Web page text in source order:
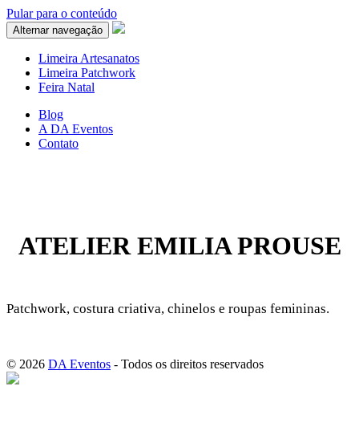
Pular para o conteúdo
Alternar navegação
Limeira Artesanatos
Limeira Patchwork
Feira Natal
Blog
A DA Eventos
Contato
ATELIER EMILIA PROUSE
Patchwork, costura criativa, chinelos e roupas femininas.
© 2026 DA Eventos - Todos os direitos reservados